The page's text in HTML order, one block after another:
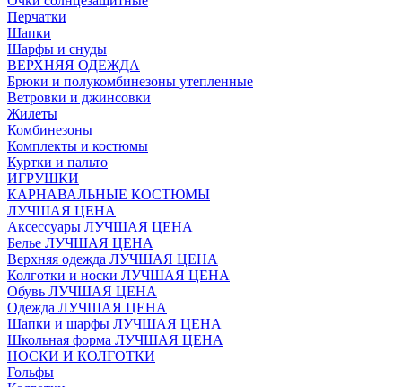
Перчатки
Шапки
Шарфы и снуды
ВЕРХНЯЯ ОДЕЖДА
Брюки и полукомбинезоны утепленные
Ветровки и джинсовки
Жилеты
Комбинезоны
Комплекты и костюмы
Куртки и пальто
ИГРУШКИ
КАРНАВАЛЬНЫЕ КОСТЮМЫ
ЛУЧШАЯ ЦЕНА
Аксессуары ЛУЧШАЯ ЦЕНА
Белье ЛУЧШАЯ ЦЕНА
Верхняя одежда ЛУЧШАЯ ЦЕНА
Колготки и носки ЛУЧШАЯ ЦЕНА
Обувь ЛУЧШАЯ ЦЕНА
Одежда ЛУЧШАЯ ЦЕНА
Шапки и шарфы ЛУЧШАЯ ЦЕНА
Школьная форма ЛУЧШАЯ ЦЕНА
НОСКИ И КОЛГОТКИ
Гольфы